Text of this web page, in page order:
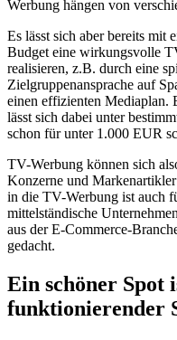
Werbung hängen von
Es lässt sich aber bereits mit
Budget eine wirkungsvolle
realisieren, z.B. durch eine
Zielgruppenansprache auf
einen effizienten Mediaplan.
lässt sich dabei unter
schon für unter 1.000 EUR
TV-Werbung können sich
Konzerne und
in die TV-Werbung ist auch
mittelständische
aus der E-Commerce-
gedacht.
Ein schöner Spot
funktionierender